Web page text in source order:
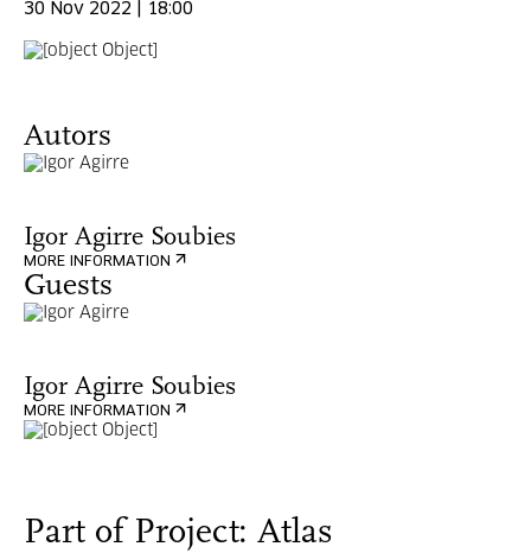
30 Nov 2022 | 18:00
Autors
Igor Agirre Soubies
MORE INFORMATION
Guests
Igor Agirre Soubies
MORE INFORMATION
Part of Project: Atlas